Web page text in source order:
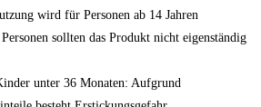
wird für Personen ab 14 Jahren
sollten das Produkt nicht eigenständig
unter 36 Monaten: Aufgrund